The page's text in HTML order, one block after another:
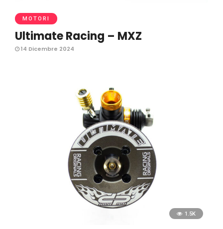
MOTORI
Ultimate Racing – MXZ
14 Dicembre 2024
1.5K